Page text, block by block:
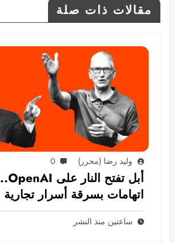
مقالات ذات صلة
وليد رضا (محرر) 0
أبل تفتح النار على OpenAI..
اتهامات بسرقة أسرار تجارية
ساعتين منذ النشر